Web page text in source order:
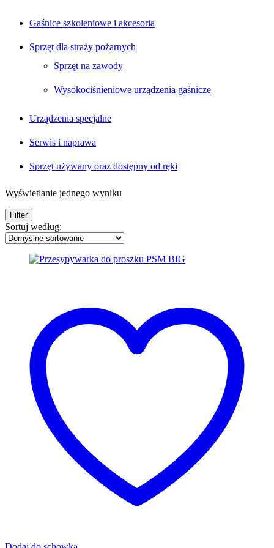
Gaśnice szkoleniowe i akcesoria
Sprzęt dla straży pożarnych
Sprzęt na zawody
Wysokociśnieniowe urządzenia gaśnicze
Urządzenia specjalne
Serwis i naprawa
Sprzęt używany oraz dostępny od ręki
Wyświetlanie jednego wyniku
Filter
Sortuj według: